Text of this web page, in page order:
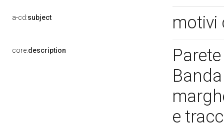
a-cd:subject motivi
core:description
e